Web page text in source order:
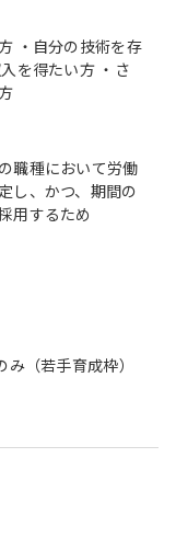
・自分の技術を存
を得たい方 ・さ
職種において労働
し、かつ、期間の
用するため
（若手育成枠）